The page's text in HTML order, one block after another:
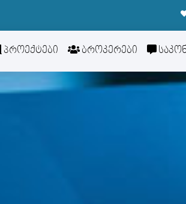
პროექტები ბროკერები